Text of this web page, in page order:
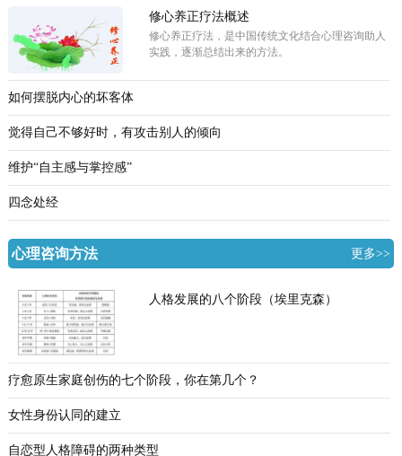
修心养正疗法概述
修心养正疗法，是中国传统文化结合心理咨询助人
实践，逐渐总结出来的方法。
如何摆脱内心的坏客体
觉得自己不够好时，有攻击别人的倾向
维护“自主感与掌控感”
四念处经
心理咨询方法 更多>>
人格发展的八个阶段（埃里克森）
疗愈原生家庭创伤的七个阶段，你在第几个？
女性身份认同的建立
自恋型人格障碍的两种类型